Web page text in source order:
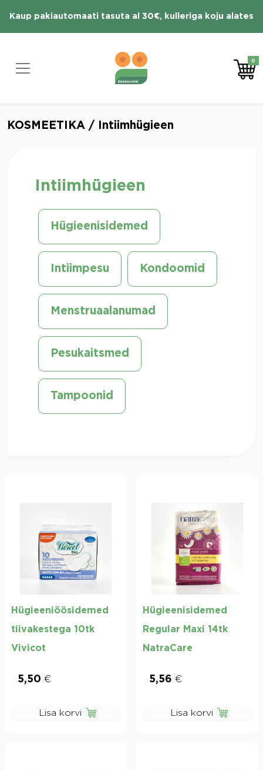
Kaup pakiautomaati tasuta al 30€, kulleriga koju alates
0
KOSMEETIKA / Intiimhügieen
Intiimhügieen
Hügieenisidemed
Intiimpesu Kondoomid
Menstruaalanumad
Pesukaitsmed
Tampoonid
Hügieeniöösidemed
tiivakestega 10tk
Vivicot
5,50 €
Lisa korvi
Hügieenisidemed
Regular Maxi 14tk
NatraCare
5,56 €
Lisa korvi